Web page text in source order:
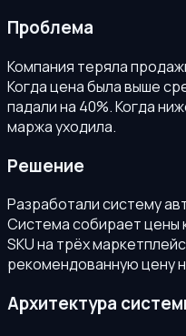
Проблема
Компания теряла
Когда цена была выше
падали на 40%. Когда
маржа уходила.
Решение
Разработали систему
Система собирает цены
SKU на трёх
рекомендованную цену
Архитектура